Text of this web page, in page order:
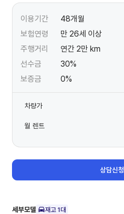
이용기간
48개월
보험연령
만 26세 이상
주행거리
연간 2만 km
선수금
30%
보증금
0%
차량가
월 렌트
상담신청
세부모델 재고 1대